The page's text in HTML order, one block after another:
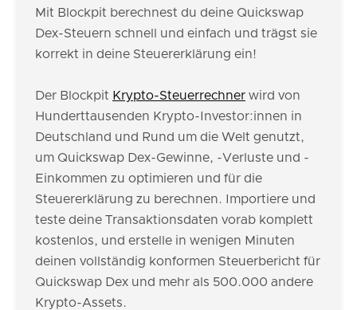
Mit Blockpit berechnest du deine Quickswap
Dex-Steuern schnell und einfach und trägst sie
korrekt in deine Steuererklärung ein!
Der Blockpit Krypto-Steuerrechner wird von
Hunderttausenden Krypto-Investor:innen in
Deutschland und Rund um die Welt genutzt,
um Quickswap Dex-Gewinne, -Verluste und -
Einkommen zu optimieren und für die
Steuererklärung zu berechnen. Importiere und
teste deine Transaktionsdaten vorab komplett
kostenlos, und erstelle in wenigen Minuten
deinen vollständig konformen Steuerbericht für
Quickswap Dex und mehr als 500.000 andere
Krypto-Assets.